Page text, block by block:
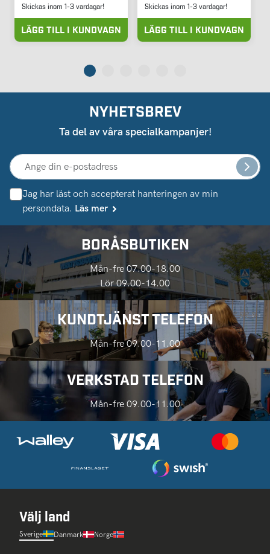
Skickas inom 1-3 vardagar!
LÄGG TILL I KUNDVAGN
Skickas inom 1-3 vardagar!
LÄGG TILL I KUNDVAGN
NYHETSBREV
Ta del av våra specialkampanjer!
Jag har läst och accepterat hanteringen av min
persondata. Läs mer
BORÅSBUTIKEN
Mån-fre 07.00-18.00
Lör 09.00-14.00
KUNDTJÄNST TELEFON
Mån-fre 09.00-11.00
VERKSTAD TELEFON
Mån-fre 09.00-11.00
Välj land
Sverige Danmark Norge